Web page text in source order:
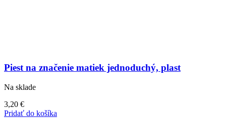
Piest na značenie matiek jednoduchý, plast
Na sklade
3,20 €
Pridať do košíka